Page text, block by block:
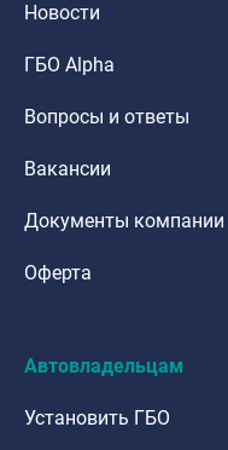
Новости
ГБО Alpha
Вопросы и ответы
Вакансии
Документы компании
Оферта
Автовладельцам
Установить ГБО